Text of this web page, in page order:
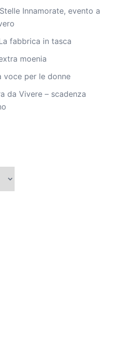
Innamorate, evento a
fabbrica in tasca
moenia
voce per le donne
da Vivere – scadenza